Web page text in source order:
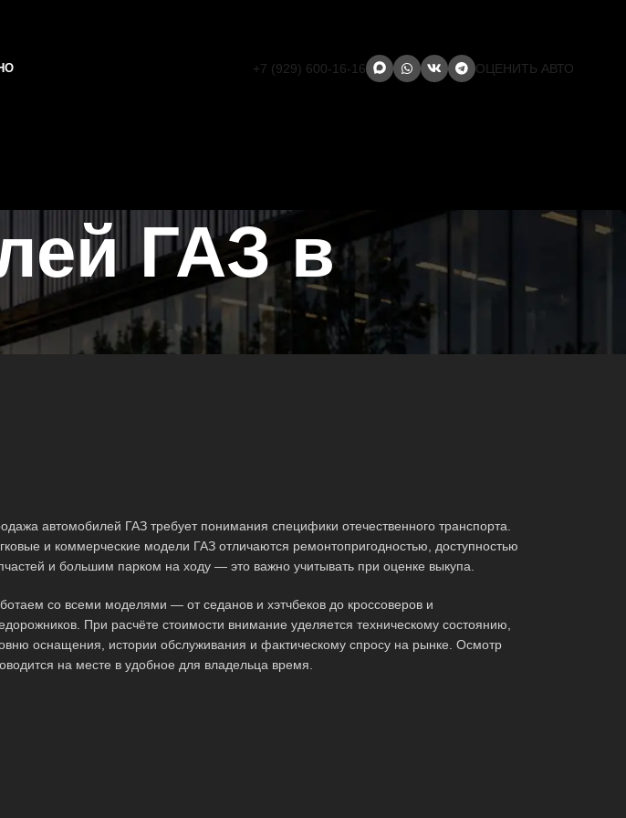
+7 (929) 600-16-16 ОЦЕНИТЬ АВТО
ГАЗ в
автомобилей ГАЗ требует понимания специфики отечественного транспорта.
и коммерческие модели ГАЗ отличаются ремонтопригодностью, доступностью
и большим парком на ходу — это важно учитывать при оценке выкупа.
со всеми моделями — от седанов и хэтчбеков до кроссоверов и
При расчёте стоимости внимание уделяется техническому состоянию,
оснащения, истории обслуживания и фактическому спросу на рынке. Осмотр
на месте в удобное для владельца время.